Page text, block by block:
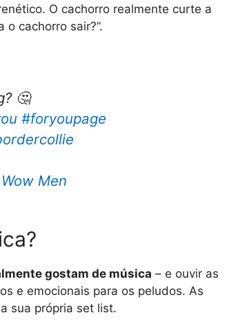
O cachorro realmente curte a
o cachorro sair?”.
🤔
#foryoupage
Men
gostam de música – e ouvir as
e emocionais para os peludos. As
sua própria set list.